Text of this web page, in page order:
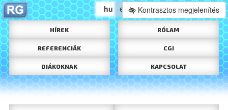
hu en Kontrasztos megjelenítés
HÍREK RÓLAM
REFERENCIÁK CGI
DIÁKOKNAK KAPCSOLAT